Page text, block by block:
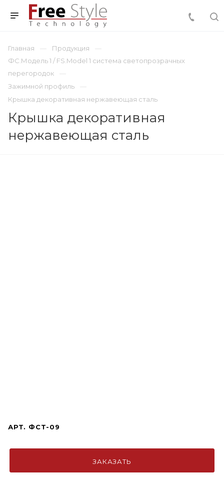
Главная
Продукция
ФС.Модель 1 / FS.Model 1 система светопрозрачных
перегородок
Зажимной профиль
Крышка декоративная нержавеющая сталь
Крышка декоративная
нержавеющая сталь
АРТ. ФСТ-09
ЗАКАЗАТЬ